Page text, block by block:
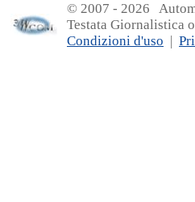
© 2007 - 2026
Testata Giornalistica
Condizioni d'uso |